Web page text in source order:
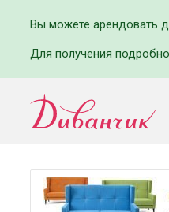
Вы можете арендовать
Для получения